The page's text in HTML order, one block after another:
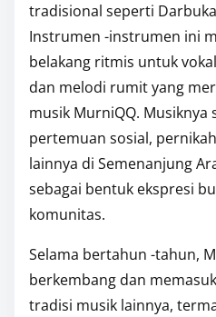
tradisional seperti
Instrumen -instrumen ini
belakang ritmis untuk
dan melodi rumit yang
musik MurniQQ. Musiknya
pertemuan sosial,
lainnya di Semenanjung
sebagai bentuk ekspresi
komunitas.
Selama bertahun -tahun,
berkembang dan
tradisi musik lainnya,